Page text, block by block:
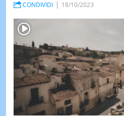
CONDIVIDI 18/10/2023